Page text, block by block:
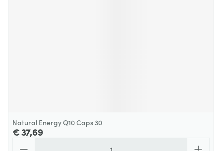
Natural Energy Q10 Caps 30
€ 37,69